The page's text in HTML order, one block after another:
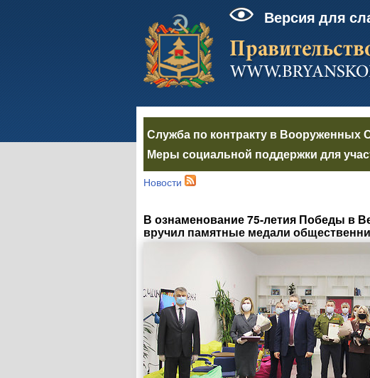
Версия для
Служба по контракту в Вооруженных
Меры социальной поддержки для
Новости
В ознаменование75-летия Победы в
вручил памятные медали